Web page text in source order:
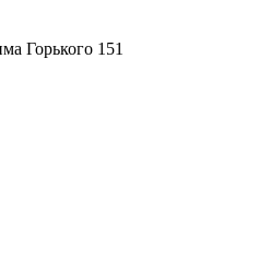
Горького 151